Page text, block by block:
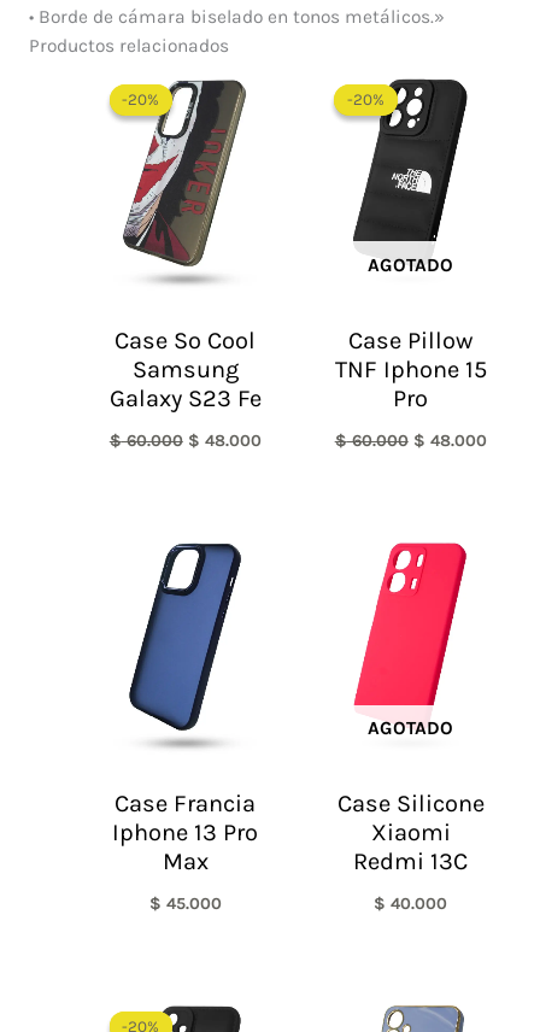
• Borde de cámara biselado en tonos metálicos.»
Productos relacionados
-20%
-20%
Case So Cool
Samsung
Galaxy S23 Fe
$60.000
precio
original
era:
$ 60.000.
$ 48.000
-20%
AGOTADO
-20%
Case Pillow
TNF Iphone 15
Pro
$60.000
precio
original
era:
$ 60.000.
$ 48.000
Case Francia
Iphone 13 Pro
Max
$ 45.000
AGOTADO
Case Silicone
Xiaomi
Redmi 13C
$ 40.000
-20%
-20%
precio